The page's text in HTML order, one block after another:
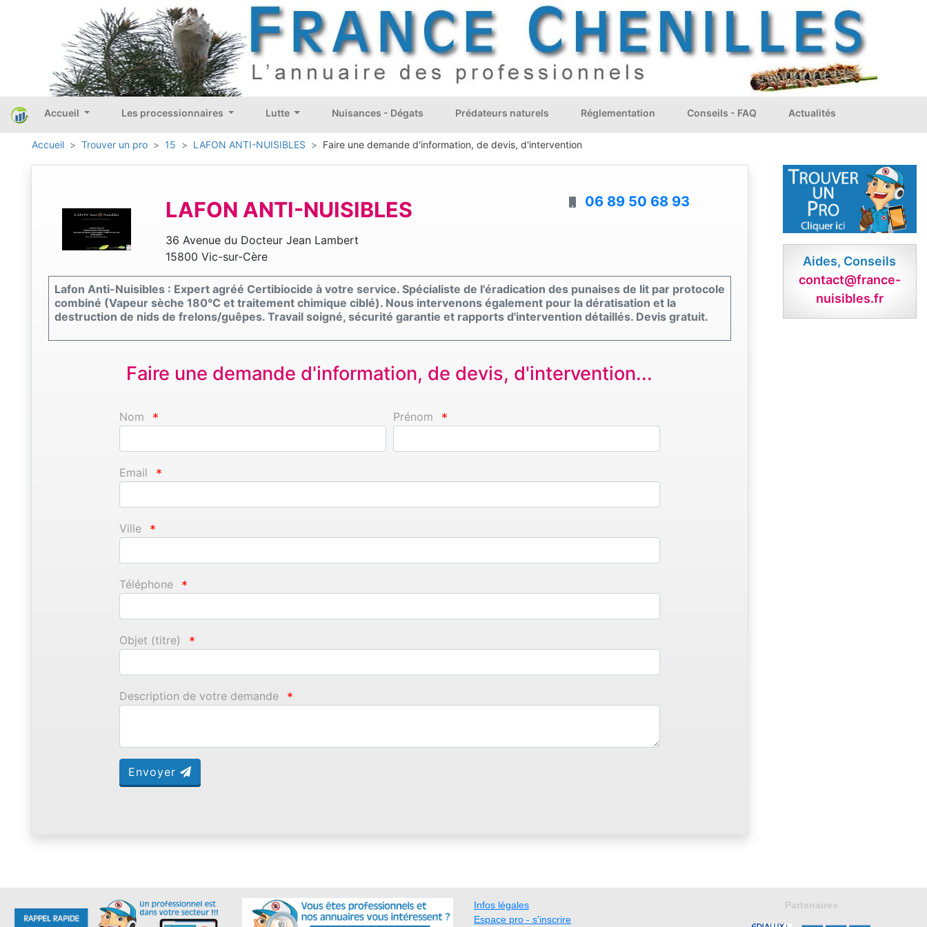
Accueil Les processionnaires Lutte Nuisances - Dégats Prédateurs naturels Réglementation Conseils - FAQ Actualités
Accueil Trouver un pro 15 LAFON ANTI-NUISIBLES Faire une demande d'information, de devis, d'intervention
LAFON ANTI-NUISIBLES
36 Avenue du Docteur Jean Lambert
15800 Vic-sur-Cère
06 89 50 68 93
Lafon Anti-Nuisibles : Expert agréé Certibiocide à votre service. Spécialiste de l'éradication des punaises de lit par protocole
combiné (Vapeur sèche 180°C et traitement chimique ciblé). Nous intervenons également pour la dératisation et la
destruction de nids de frelons/guêpes. Travail soigné, sécurité garantie et rapports d'intervention détaillés. Devis gratuit.
Faire une demande d'information, de devis, d'intervention...
Nom * Prénom *
Email *
Ville *
Téléphone *
Objet (titre) *
Description de votre demande *
Envoyer
Aides, Conseils
contact@france-
nuisibles.fr
Infos légales
Espace pro - s'inscrire
Partenaires